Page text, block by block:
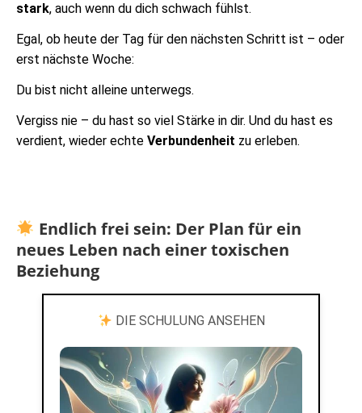
stark, auch wenn du dich schwach fühlst.
Egal, ob heute der Tag für den nächsten Schritt ist – oder
erst nächste Woche:
Du bist nicht alleine unterwegs.
Vergiss nie – du hast so viel Stärke in dir. Und du hast es
verdient, wieder echte Verbundenheit zu erleben.
Endlich frei sein: Der Plan für ein
neues Leben nach einer toxischen
Beziehung
DIE SCHULUNG ANSEHEN